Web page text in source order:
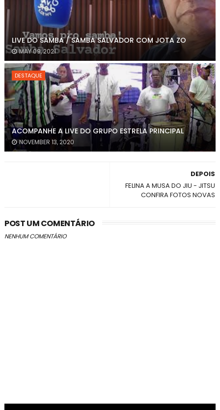
LIVE DO SAMBA / SAMBA SALVADOR COM JOTA ZO
MAY 09, 2021
DESTAQUE
ACOMPANHE A LIVE DO GRUPO ESTRELA PRINCIPAL
NOVEMBER 13, 2020
DEPOIS
FELINA A MUSA DO JIU - JITSU
CONFIRA FOTOS NOVAS
POST UM COMENTÁRIO
NENHUM COMENTÁRIO